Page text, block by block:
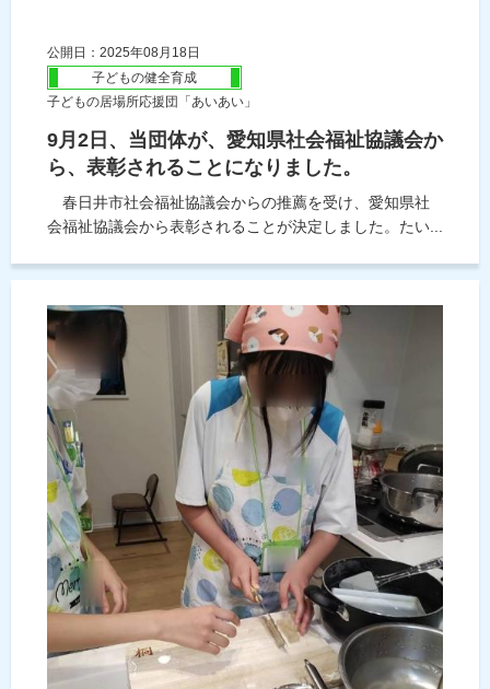
公開日：2025年08月18日
子どもの健全育成
子どもの居場所応援団「あいあい」
9月2日、当団体が、愛知県社会福祉協議会か
ら、表彰されることになりました。
春日井市社会福祉協議会からの推薦を受け、愛知県社
会福祉協議会から表彰されることが決定しました。たい...